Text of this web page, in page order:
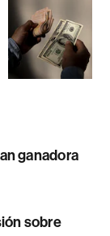
ganadora
sobre